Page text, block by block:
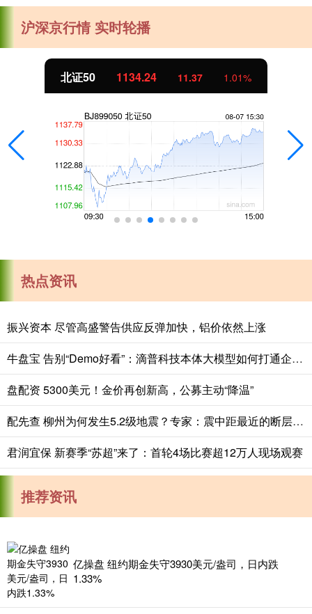
沪深京行情 实时轮播
北证50 1134.24 11.37 1.01%
热点资讯
振兴资本 尽管高盛警告供应反弹加快，铝价依然上涨
牛盘宝 告别“Demo好看”：滴普科技本体大模型如何打通企业AI落地的“最后一公里”
盘配资 5300美元！金价再创新高，公募主动“降温”
配先查 柳州为何发生5.2级地震？专家：震中距最近的断层不到5公里，近百年来柳州最大地震
君润宜保 新赛季“苏超”来了：首轮4场比赛超12万人现场观赛
推荐资讯
亿操盘 纽约期金失守3930美元/盎司，日内跌
1.33%